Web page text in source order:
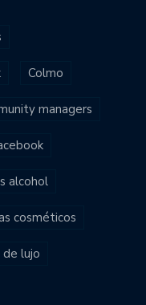
Colmo
managers
alcohol
cosméticos
de lujo